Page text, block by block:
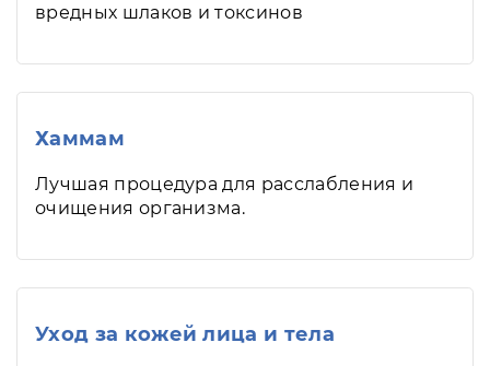
вредных шлаков и токсинов
Хаммам
Лучшая процедура для расслабления и
очищения организма.
Уход за кожей лица и тела